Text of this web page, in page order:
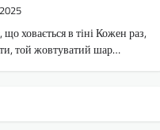
ховається в тіні Кожен раз,
той жовтуватий шар…